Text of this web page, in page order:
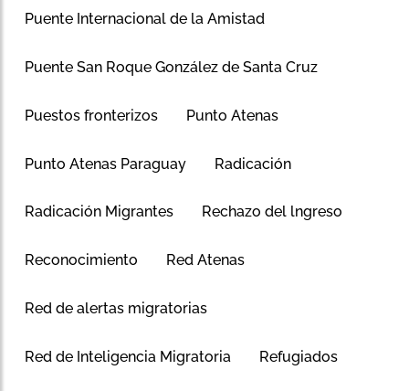
Puente Internacional de la Amistad
Puente San Roque González de Santa Cruz
Puestos fronterizos Punto Atenas
Punto Atenas Paraguay Radicación
Radicación Migrantes Rechazo del lngreso
Reconocimiento Red Atenas
Red de alertas migratorias
Red de Inteligencia Migratoria Refugiados